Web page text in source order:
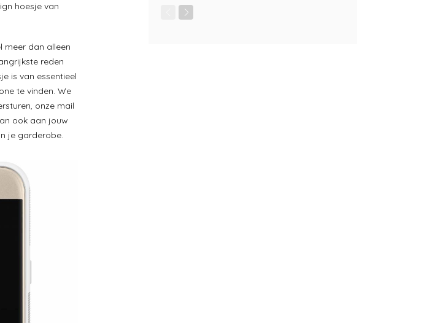
hoesje van
meer dan alleen
reden
is van essentieel
te vinden. We
onze mail
ook aan jouw
je garderobe.